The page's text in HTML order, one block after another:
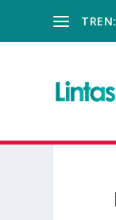
TREN: